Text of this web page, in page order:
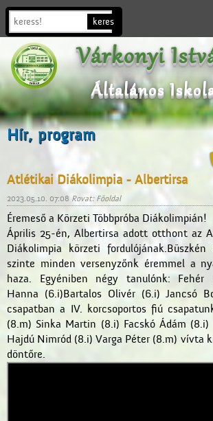
Várkonyi
Általános
Hír, program
Atlétikai Diákolimpia - Albertirsa
2023.05.10. 07:08 Rovat: Főoldal
Éremeső a Körzeti Többpróba Diákolimpián!
Április 25-én, Albertirsa adott otthont az
Diákolimpia körzeti fordulójának.Büszkén
szinte minden versenyzőnk éremmel a
haza. Egyéniben négy tanulónk: Fehér
Hanna (6.i)Bartalos Olivér (6.i) Jancsó
csapatban a IV. korcsoportos fiú
(8.m) Sinka Martin (8.i) Facskó Ádám
Hajdú Nimród (8.i) Varga Péter (8.m) vívta
döntőre.